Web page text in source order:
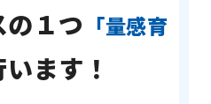
１つ 「量感育
ます！